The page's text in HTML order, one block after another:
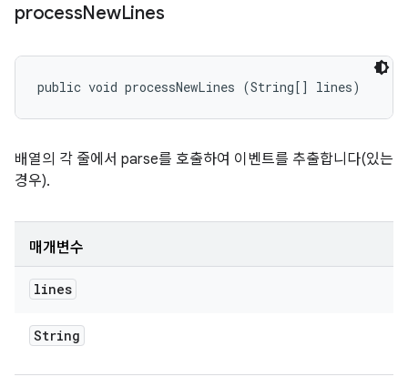
processNewLines
public void processNewLines (String[] lines)
배열의 각 줄에서 parse를 호출하여 이벤트를 추출합니다(있는
경우).
매개변수
lines
String